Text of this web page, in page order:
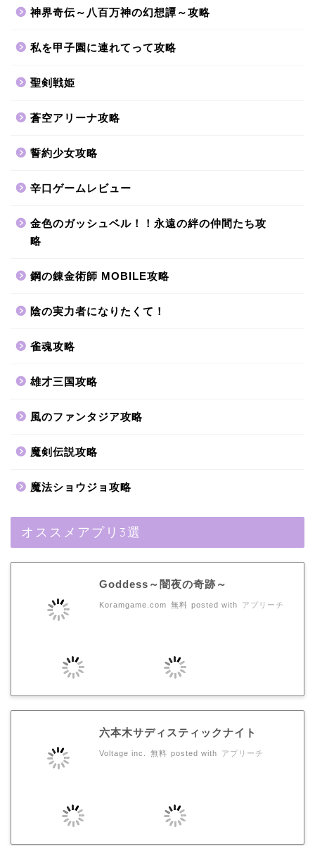
神界奇伝～八百万神の幻想譚～攻略
私を甲子園に連れてって攻略
聖剣戦姫
蒼空アリーナ攻略
誓約少女攻略
辛口ゲームレビュー
金色のガッシュベル！！永遠の絆の仲間たち攻
略
鋼の錬金術師 MOBILE攻略
陰の実力者になりたくて！
雀魂攻略
雄才三国攻略
風のファンタジア攻略
魔剣伝説攻略
魔法ショウジョ攻略
オススメアプリ3選
Goddess～闇夜の奇跡～
Koramgame.com 無料 posted with アプリーチ
六本木サディスティックナイト
Voltage inc. 無料 posted with アプリーチ